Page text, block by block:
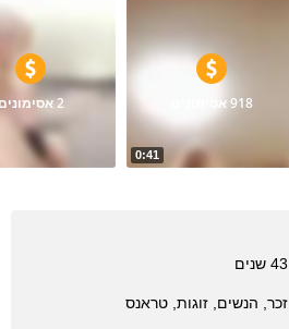
0:41
918 אסימונים 2 אסימונים
43 שנים
זכר, הנשים, זוגות, טראנס